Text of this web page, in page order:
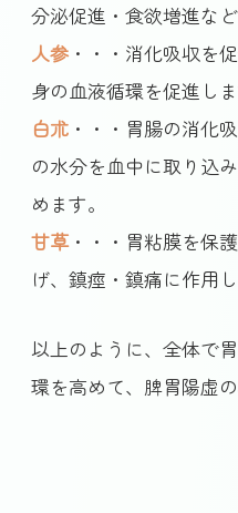
分泌促進・食欲増進な
人参・・・消化吸収を
身の血液循環を促進しま
白朮 ・・・胃腸の消化
の水分を血中に取り込
めます。
甘草・・・胃粘膜を保
げ、鎮痙・鎮痛に作用し
以上のように、全体で
環を高めて、脾胃陽虚